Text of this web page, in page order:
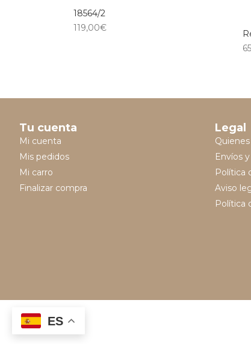
18564/2
119,00€
Tu cuenta
Mi cuenta
Mis pedidos
Mi carro
Finalizar compra
Legal
Envíos
Política
Aviso
Política
ES